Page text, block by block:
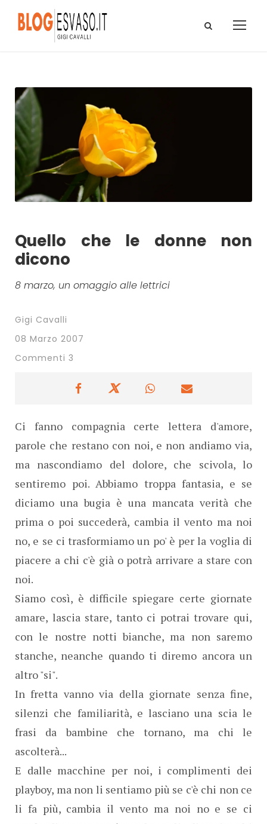
Quello che le donne non
dicono
8 marzo, un omaggio alle lettrici
Gigi Cavalli
08 Marzo 2007
Commenti 3
Ci fanno compagnia certe lettera d'amore,
parole che restano con noi, e non andiamo via,
ma nascondiamo del dolore, che scivola, lo
sentiremo poi. Abbiamo troppa fantasia, e se
diciamo una bugia è una mancata verità che
prima o poi succederà, cambia il vento ma noi
no, e se ci trasformiamo un po' è per la voglia di
piacere a chi c'è già o potrà arrivare a stare con
noi.
Siamo così, è difficile spiegare certe giornate
amare, lascia stare, tanto ci potrai trovare qui,
con le nostre notti bianche, ma non saremo
stanche, neanche quando ti diremo ancora un
altro "si".
In fretta vanno via della giornate senza fine,
silenzi che familiarità, e lasciano una scia le
frasi da bambine che tornano, ma chi le
ascolterà...
E dalle macchine per noi, i complimenti dei
playboy, ma non li sentiamo più se c'è chi non ce
li fa più, cambia il vento ma noi no e se ci